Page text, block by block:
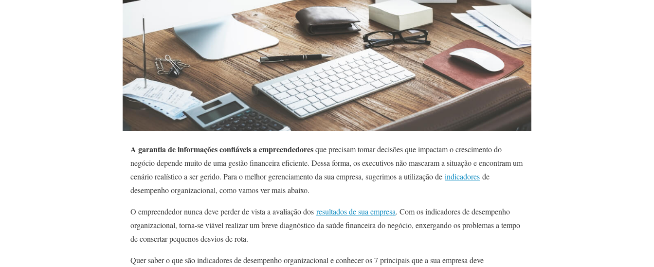
A garantia de informações confiáveis a empreendedoresque precisam tomar decisões que impactam o crescimento do
negócio depende muito de uma gestão financeira eficiente. Dessa forma, os executivos não mascaram a situação e encontram um
cenário realístico a ser gerido. Para o melhor gerenciamento da sua empresa, sugerimos a utilização de indicadores de
desempenho organizacional, como vamos ver mais abaixo.
O empreendedor nunca deve perder de vista a avaliação dos resultados de sua empresa. Com os indicadores de desempenho
organizacional, torna-se viável realizar um breve diagnóstico da saúde financeira do negócio, enxergando os problemas a tempo
de consertar pequenos desvios de rota.
Quer saber o que são indicadores de desempenho organizacional e conhecer os 7 principais que a sua empresa deve